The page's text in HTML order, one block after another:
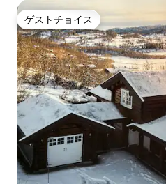
ゲストチョイス
ゲストチョイス